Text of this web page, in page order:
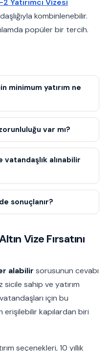
2 Yatırımcı Vizesi
kombinlenebilir.
popüler bir tercih.
minimum yatırım ne
var mı?
vatandaşlık alınabilir
sonuçlanır?
Vize Fırsatını
alabilir sorusunun cevabı
sicile sahip ve yatırım
için bu
erişilebilir kapılardan biri
seçenekleri, 10 yıllık